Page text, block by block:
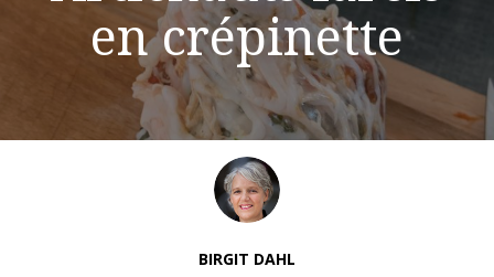
en crépinette
BIRGIT DAHL